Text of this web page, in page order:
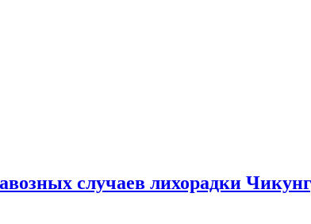
случаев лихорадки